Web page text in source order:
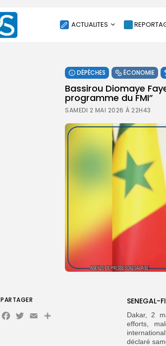
ACTUALITES
SOCIÉTÉ
ÉCONOMIE
CULTURE
ENVIRONNEMENT
INTERNATIONAL
DÉPÊCHES ÉCONOMIE
Bassirou Diomaye
programme du FMI”
SAMEDI 2 MAI 2026 À 22H43
Dakar, 2
efforts,
déclaré
PARTAGER
Facebook
Twitter
EmailPartager